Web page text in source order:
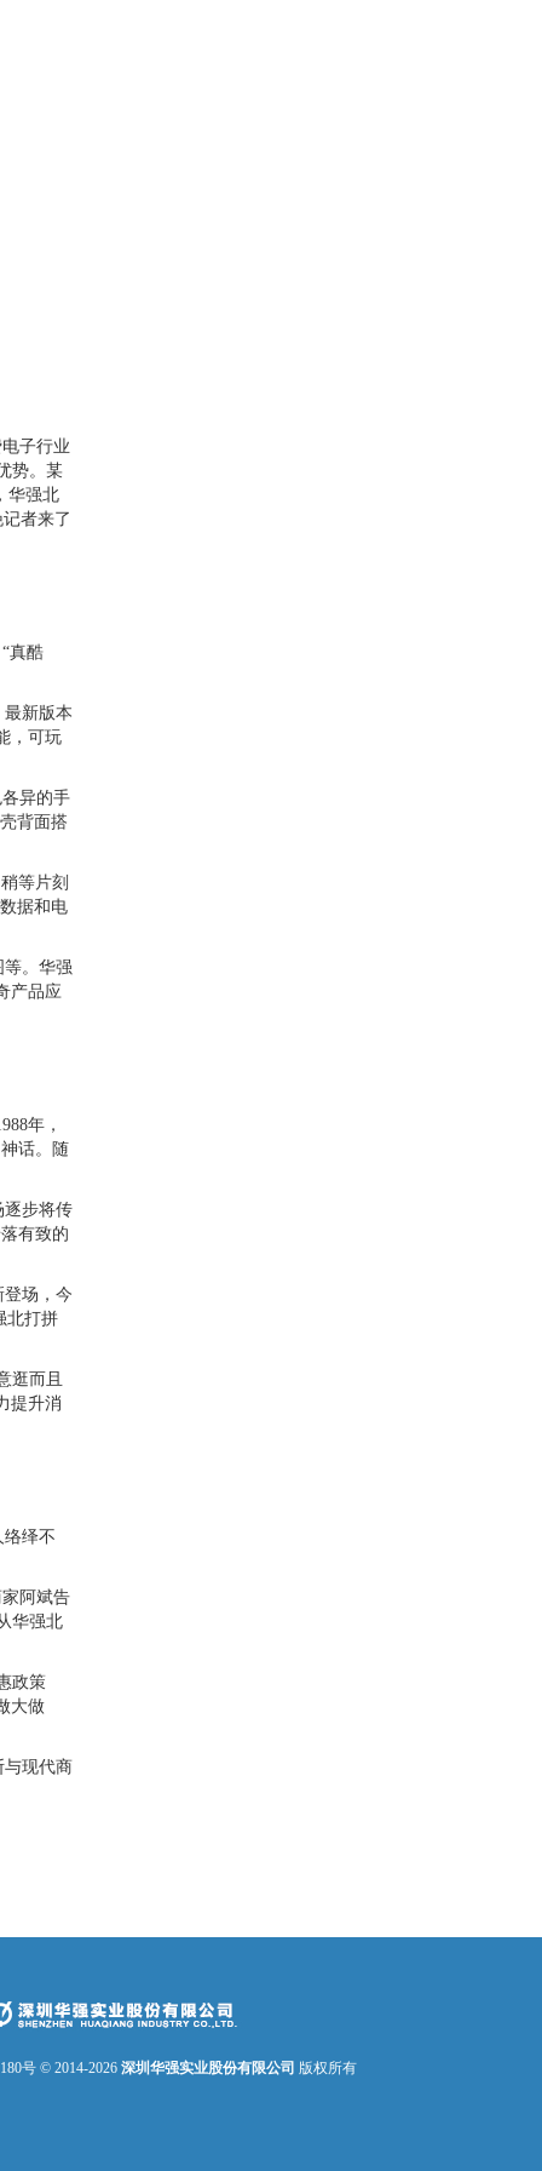
子行业
势。某
华强北
者来了
真酷
新版本
，可玩
异的手
背面搭
等片刻
据和电
。华强
产品应
年，
话。随
步将传
有致的
场，今
北打拼
逛而且
提升消
绎不
阿斌告
华强北
政策
大做
现代商
号 © 2014-2026 深圳华强实业股份有限公司 版权所有